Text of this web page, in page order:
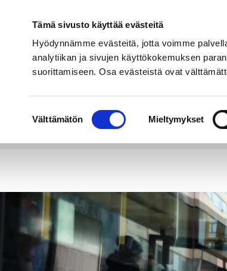
Tämä sivusto käyttää evästeitä
Hyödynnämme evästeitä, jotta voimme
analytiikan ja sivujen käyttökokemuksen
suorittamiseen. Osa evästeistä ovat
valinta
Välttämätön Mieltymykset